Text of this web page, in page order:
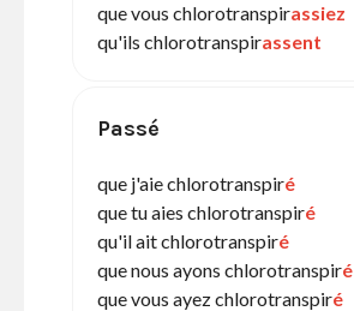
que vous chlorotranspirassiez
qu'ils chlorotranspirassent
Passé
que j'aie chlorotranspiré
que tu aies chlorotranspiré
qu'il ait chlorotranspiré
que nous ayons chlorotranspiré
que vous ayez chlorotranspiré